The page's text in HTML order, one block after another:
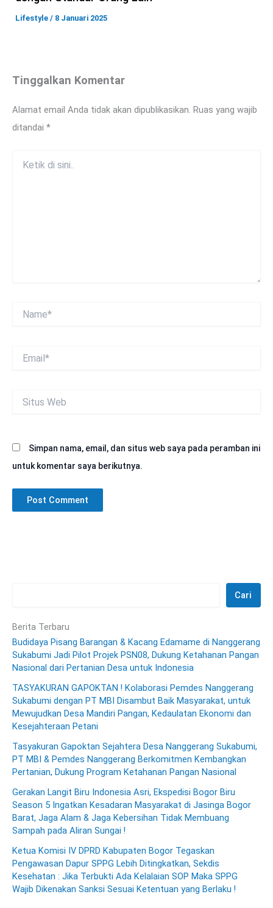
Lifestyle / 8 Januari 2025
Tinggalkan Komentar
Alamat email Anda tidak akan dipublikasikan. Ruas yang wajib
ditandai *
Web
Simpan nama, email, dan situs web saya pada peramban ini
untuk komentar saya berikutnya.
Cari
Berita Terbaru
Budidaya Pisang Barangan & Kacang Edamame di Nanggerang
Sukabumi Jadi Pilot Projek PSN08, Dukung Ketahanan Pangan
Nasional dari Pertanian Desa untuk Indonesia
TASYAKURAN GAPOKTAN ! Kolaborasi Pemdes Nanggerang
Sukabumi dengan PT MBI Disambut Baik Masyarakat, untuk
Mewujudkan Desa Mandiri Pangan, Kedaulatan Ekonomi dan
Kesejahteraan Petani
Tasyakuran Gapoktan Sejahtera Desa Nanggerang Sukabumi,
PT MBI & Pemdes Nanggerang Berkomitmen Kembangkan
Pertanian, Dukung Program Ketahanan Pangan Nasional
Gerakan Langit Biru Indonesia Asri, Ekspedisi Bogor Biru
Season 5 Ingatkan Kesadaran Masyarakat di Jasinga Bogor
Barat, Jaga Alam & Jaga Kebersihan Tidak Membuang
Sampah pada Aliran Sungai !
Ketua Komisi IV DPRD Kabupaten Bogor Tegaskan
Pengawasan Dapur SPPG Lebih Ditingkatkan, Sekdis
Kesehatan : Jika Terbukti Ada Kelalaian SOP Maka SPPG
Wajib Dikenakan Sanksi Sesuai Ketentuan yang Berlaku !